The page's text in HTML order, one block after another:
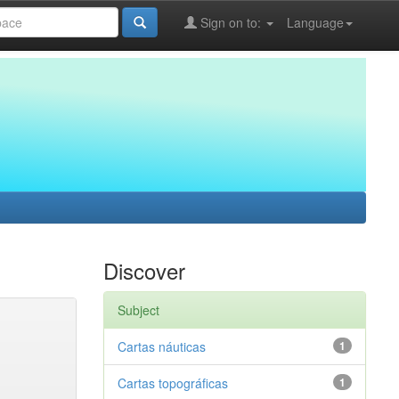
Language
Sign on to:
Discover
Subject
1
Cartas náuticas
1
Cartas topográficas